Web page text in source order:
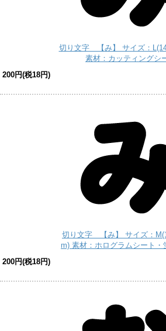
切り文字 【み】 サイズ：
素材：カッティングシ
200円(税18円)
切り文字 【み】 サイズ：
m) 素材：ホログラムシート・
200円(税18円)